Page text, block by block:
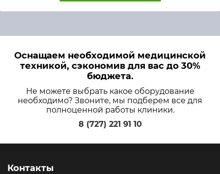
Оснащаем необходимой медицинской
техникой, сэкономив для вас до 30%
бюджета.
Не можете выбрать какое оборудование
необходимо? Звоните, мы подберем все для
полноценной работы клиники.
8 (727) 221 91 10
Контакты